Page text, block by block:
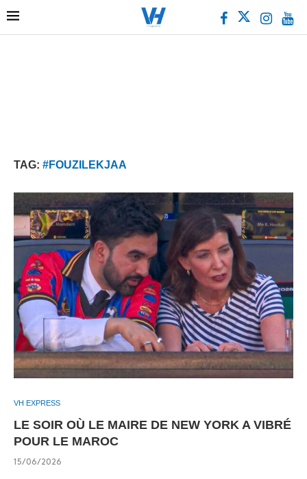
TAG: #FOUZILEKJAA
VH EXPRESS
LE SOIR OÙ LE MAIRE DE NEW YORK A VIBRÉ
POUR LE MAROC
15/06/2026